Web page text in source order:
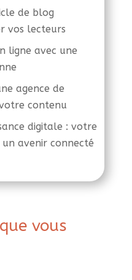
de blog
vos lecteurs
ligne avec une
agence de
contenu
digitale : votre
avenir connecté
vous